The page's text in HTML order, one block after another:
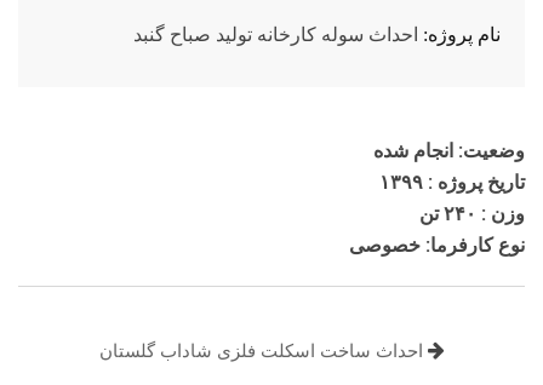
نام پروژه: احداث سوله کارخانه تولید صباح گنبد
وضعیت: انجام شده
تاریخ پروژه : ۱۳۹۹
وزن : ۲۴۰ تن
نوع کارفرما: خصوصی
احداث ساخت اسکلت فلزی شاداب گلستان